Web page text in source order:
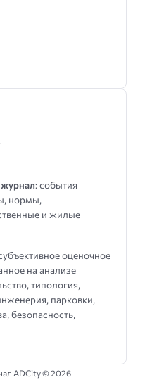
: события
нормы,
и жилые
оценочное
на анализе
типология,
парковки,
безопасность,
ADCity ©2026